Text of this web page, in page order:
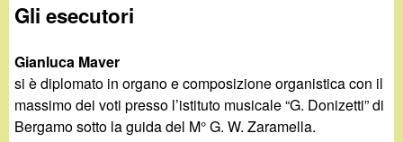
Gli esecutori
Gianluca Maver
si è diplomato in organo e composizione organistica con il
massimo dei voti presso l’istituto musicale “G. Donizetti” di
Bergamo sotto la guida del M° G. W. Zaramella.